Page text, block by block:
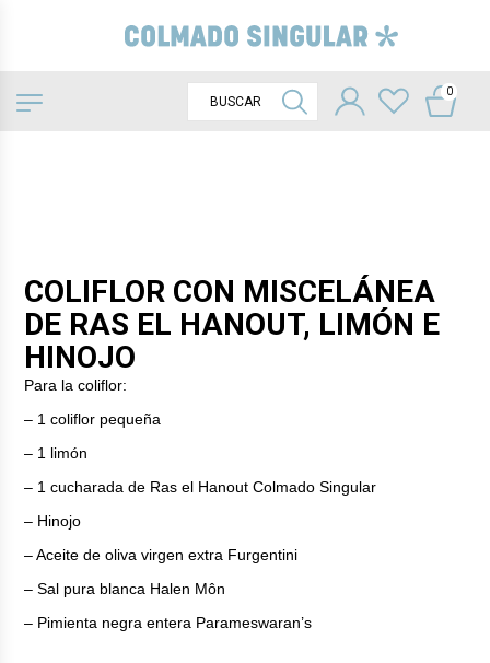
0
COLIFLOR CON MISCELÁNEA
DE RAS EL HANOUT, LIMÓN E
HINOJO
Para la coliflor:
– 1 coliflor pequeña
– 1 limón
– 1 cucharada de Ras el Hanout Colmado Singular
– Hinojo
– Aceite de oliva virgen extra Furgentini
– Sal pura blanca Halen Môn
– Pimienta negra entera Parameswaran’s